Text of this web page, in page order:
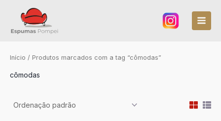
Início / Produtos marcados com a tag “cômodas”
cômodas